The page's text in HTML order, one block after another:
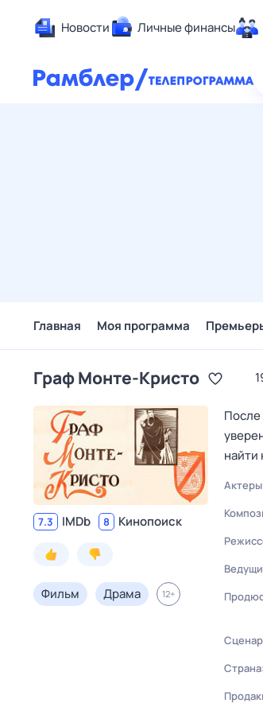
Новости Личные финансы
Главная Моя программа
Граф Монте-Кристо
7.3 IMDb 8 Кинопоиск
Фильм Драма 12+
После
найти
Страна: